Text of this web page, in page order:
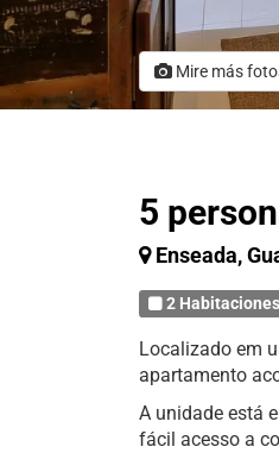
Mire más
5
Enseada,
2 Habitaciones
Localizado em
apartamento
A unidade está
fácil acesso a